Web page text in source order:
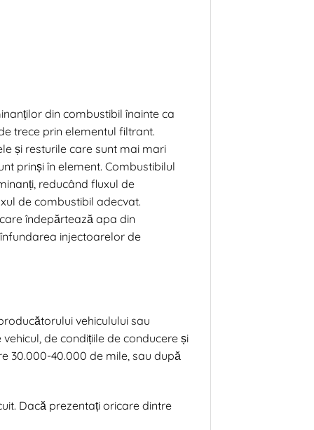
din combustibil înainte ca
trece prin elementul filtrant.
și resturile care sunt mai mari
prinși în element. Combustibilul
reducând fluxul de
de combustibil adecvat.
îndepărtează apa din
injectoarelor de
vehiculului sau
de condițiile de conducere și
30.000-40.000 de mile, sau după
Dacă prezentați oricare dintre